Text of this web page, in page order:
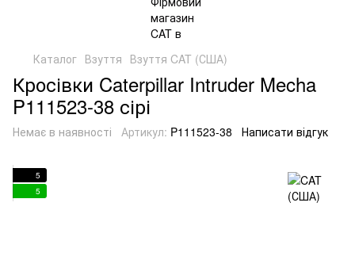
Каталог Взуття Взуття CAT (США)
Кросівки Caterpillar Intruder Mecha
P111523-38 сірі
Немає в наявності Артикул: P111523-38 Написати відгук
5
5